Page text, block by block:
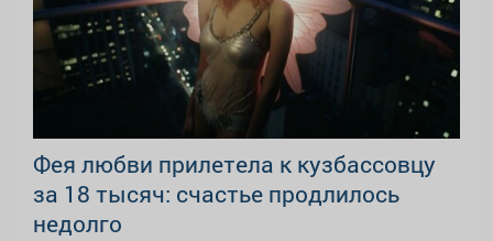
Фея любви прилетела к кузбассовцу
за 18 тысяч: счастье продлилось
недолго